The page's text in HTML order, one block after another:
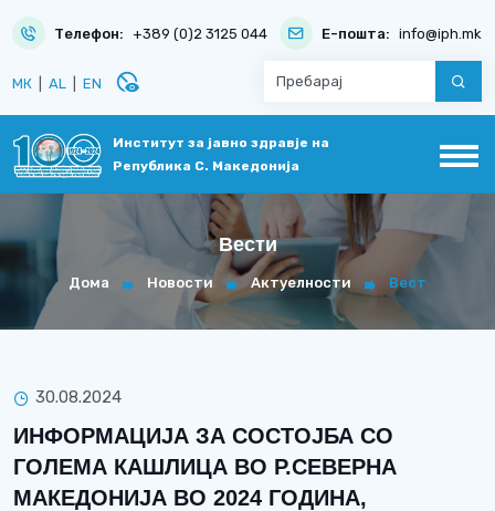
Телефон: +389 (0)2 3125 044 Е-пошта: info@iph.mk
МК AL EN disabled_visible
Институт за јавно здравје на
Република С. Македонија
Вести
Дома Новости Актуелности Вест
30.08.2024
ИНФОРМАЦИЈА ЗА СОСТОЈБА СО
ГОЛЕМА КАШЛИЦА ВО Р.СЕВЕРНА
МАКЕДОНИЈА ВО 2024 ГОДИНА,